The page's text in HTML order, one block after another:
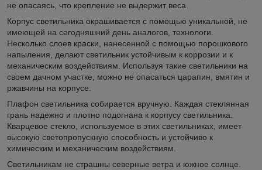
не опасаясь, что крепление не выдержит веса.
Корпус светильника окрашивается с помощью уникальной, не
имеющей на сегодняшний день аналогов, технологи.
Несколько слоев краски, нанесенной с помощью порошкового
напыления, делают светильник устойчивым к коррозии и к
механическим воздействиям. Используя такие светильники на
своем дачном участке, можно не опасаться царапин, вмятин и
ржавчины на корпусе.
Плафон светильника собирается вручную. Каждая стеклянная
грань надежно и плотно подогнана к корпусу светильника.
Кварцевое стекло, используемое в этих светильниках, имеет
высокую светопропускную способность и устойчиво к
химическим и механическим воздействиям.
Светильникам не страшны северные ветра и южное солнце.